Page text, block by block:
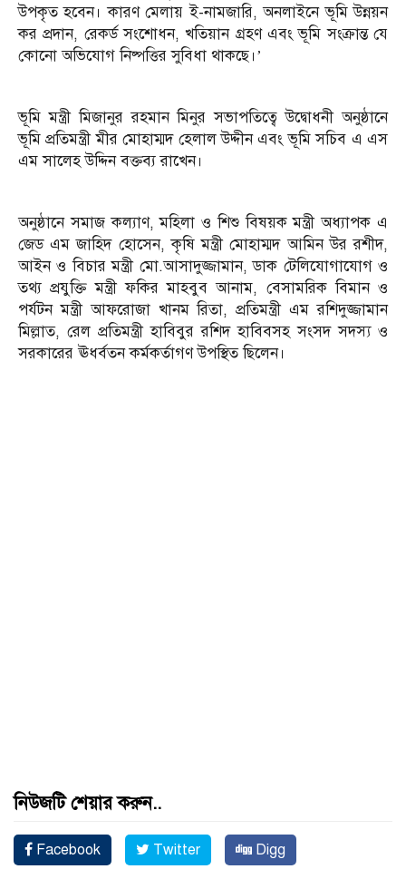
উপকৃত হবেন। কারণ মেলায় ই-নামজারি, অনলাইনে ভূমি উন্নয়ন
কর প্রদান, রেকর্ড সংশোধন, খতিয়ান গ্রহণ এবং ভূমি সংক্রান্ত যে
কোনো অভিযোগ নিষ্পত্তির সুবিধা থাকছে।’
ভূমি মন্ত্রী মিজানুর রহমান মিনুর সভাপতিত্বে উদ্বোধনী অনুষ্ঠানে
ভূমি প্রতিমন্ত্রী মীর মোহাম্মদ হেলাল উদ্দীন এবং ভূমি সচিব এ এস
এম সালেহ উদ্দিন বক্তব্য রাখেন।
অনুষ্ঠানে সমাজ কল্যাণ, মহিলা ও শিশু বিষয়ক মন্ত্রী অধ্যাপক এ
জেড এম জাহিদ হোসেন, কৃষি মন্ত্রী মোহাম্মদ আমিন উর রশীদ,
আইন ও বিচার মন্ত্রী মো.আসাদুজ্জামান, ডাক টেলিযোগাযোগ ও
তথ্য প্রযুক্তি মন্ত্রী ফকির মাহবুব আনাম, বেসামরিক বিমান ও
পর্যটন মন্ত্রী আফরোজা খানম রিতা, প্রতিমন্ত্রী এম রশিদুজ্জামান
মিল্লাত, রেল প্রতিমন্ত্রী হাবিবুর রশিদ হাবিবসহ সংসদ সদস্য ও
সরকারের ঊধর্বতন কর্মকর্তাগণ উপস্থিত ছিলেন।
নিউজটি শেয়ার করুন..
Facebook Twitter Digg